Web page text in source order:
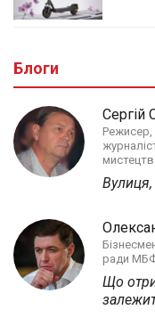
Блоги
Сергій
Режисер,
ради
Що